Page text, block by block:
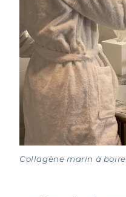
Collagène marin à boire